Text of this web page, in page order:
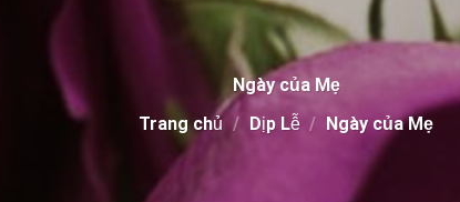
Ngày của Mẹ
Trang chủ / Dịp Lễ / Ngày của Mẹ